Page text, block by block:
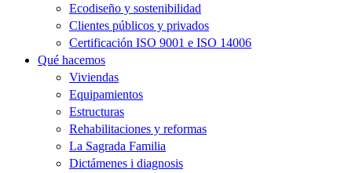
Ecodiseño y sostenibilidad
Clientes públicos y privados
Certificación ISO 9001 e ISO 14006
Qué hacemos
Viviendas
Equipamientos
Estructuras
Rehabilitaciones y reformas
La Sagrada Familia
Dictámenes i diagnosis